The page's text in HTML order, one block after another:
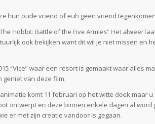
hun oude vriend of euh geen vriend
Hobbit: Battle of the Five Armies” Het alweer
ook bekijken want dit wil je niet missen en
“Vice” waar een resort is gemaakt waar alles
geniet van deze film.
komt 11 februari op het witte doek maar
ontwerpt en deze binnen enkele dagen al word
er met zijn creatie vandoor is gegaan.